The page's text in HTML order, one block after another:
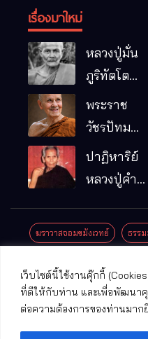
เว็บไซต์นี้ใช้งานคุ๊กกี้
ที่ดีให้กับท่าน และเพื่อพัฒนา
ต่อความต้องการของท่านมาก
เรื่องมาใหม่
หลวงปู่มั่น
ภูริทัตโต
พระอริยเจ้า
ผู้เป็นบิดา
รมฐาน
พระราช
วัชรปัทม
คุณ (หลวง
ปู่บัวเกตุ
แล้ว วัดป่า
อ.แม่ริม
จ.เชียงใหม่
ปาฏิหาริย์
หลวงปู่คำ
มณี
ฆราวาสจอมขมังเวทย์ ธรร
ปาฏิหาริย์พระเครื่อง
พระพุทธรูปศักดิ์สิทธิ์ วัดที่